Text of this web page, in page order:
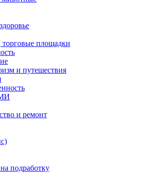
площадки
и путешествия
и ремонт
подработку